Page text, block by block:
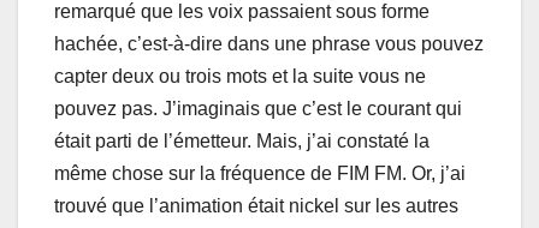
remarqué que les voix passaient sous forme
hachée, c’est-à-dire dans une phrase vous pouvez
capter deux ou trois mots et la suite vous ne
pouvez pas. J’imaginais que c’est le courant qui
était parti de l’émetteur. Mais, j’ai constaté la
même chose sur la fréquence de FIM FM. Or, j’ai
trouvé que l’animation était nickel sur les autres